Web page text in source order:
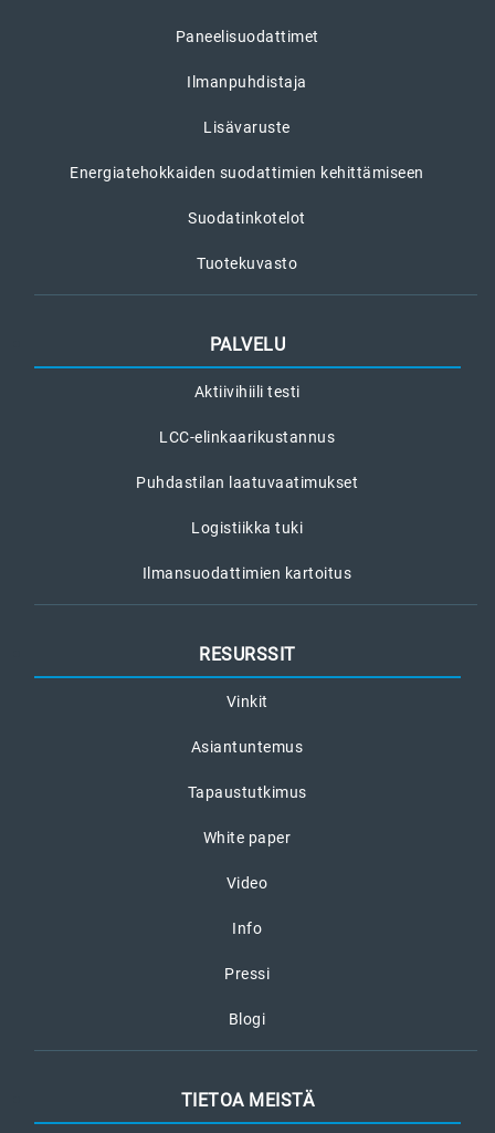
Paneelisuodattimet
Ilmanpuhdistaja
Lisävaruste
Energiatehokkaiden suodattimien kehittämiseen
Suodatinkotelot
Tuotekuvasto
PALVELU
Aktiivihiili testi
LCC-elinkaarikustannus
Puhdastilan laatuvaatimukset
Logistiikka tuki
Ilmansuodattimien kartoitus
RESURSSIT
Vinkit
Asiantuntemus
Tapaustutkimus
White paper
Video
Info
Pressi
Blogi
TIETOA MEISTÄ